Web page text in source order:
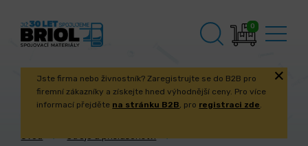
0
Jste firma nebo živnostník? Zaregistrujte se do B2B pro
firemní zákazníky a získejte hned výhodnější ceny. Pro více
informací přejděte na stránku B2B, pro registraci zde.
Úvod
Stroje a příslušenství